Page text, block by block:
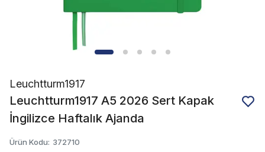
Leuchtturm1917
Leuchtturm1917 A5 2026 Sert Kapak
İngilizce Haftalık Ajanda
Ürün Kodu: 372710